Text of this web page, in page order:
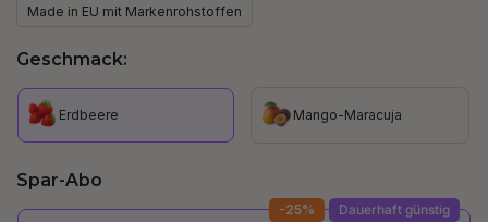
Made in EU mit Markenrohstoffen
Geschmack:
Erdbeere Mango-Maracuja
Spar-Abo
-25% Dauerhaft günstig